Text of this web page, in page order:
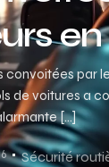
convoitées par
de voitures a
[…]
Sécurité